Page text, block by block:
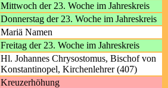
Mittwoch der 23. Woche im Jahreskreis
Donnerstag der 23. Woche im Jahreskreis
Mariä Namen
Freitag der 23. Woche im Jahreskreis
Hl. Johannes Chrysostomus, Bischof von
Konstantinopel, Kirchenlehrer (407)
Kreuzerhöhung